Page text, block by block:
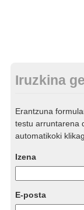
Iruzkina
Erantzuna
testu arruntarena
automatikoki
Izena
E-posta